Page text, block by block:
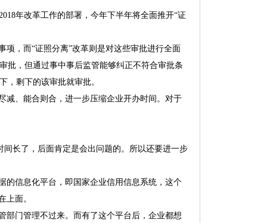
年改革工作的部署，今年下半年将全面推开“证
，而“证照分离”改革则是对这些审批进行全面
批，但通过事中事后监管能够纠正不符合审批条
，剩下的该审批就审批。
、能合则合，进一步压缩企业开办时间。对于
长了，后面肯定是会出问题的。所以还要进一步
信息化平台，即国家企业信用信息系统，这个
上面。
门管理不过来。而有了这个平台后，企业都想